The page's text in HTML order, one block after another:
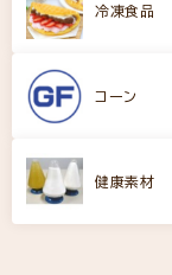
冷凍食品
コーン
健康素材